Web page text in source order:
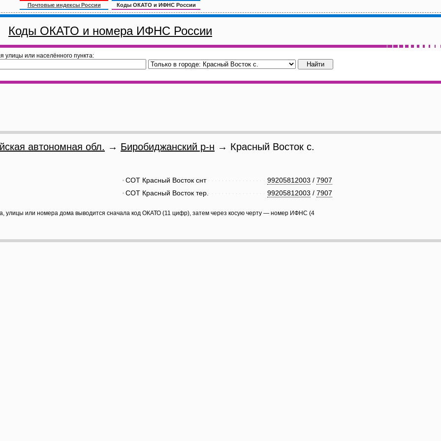
Почтовые индексы России Коды ОКАТО и ИФНС России
Коды ОКАТО и номера ИФНС России
улицы или населённого пункта:
автономная обл. → Биробиджанский р-н → Красный Восток с.
99205812003 / 7907
СОТ Красный Восток снт
99205812003 / 7907
СОТ Красный Восток тер.
улицы или номера дома выводится сначала код ОКАТО (11 цифр), затем через косую черту — номер ИФНС (4